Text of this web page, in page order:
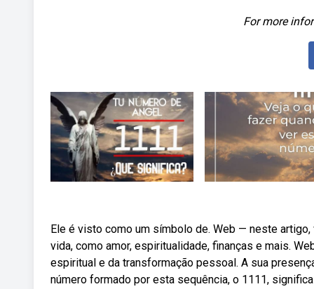
For more
Ele é visto como um símbolo de. Web — neste
vida, como amor, espiritualidade, finanças e mais.
espiritual e da transformação pessoal. A sua
número formado por esta sequência, o 1111,